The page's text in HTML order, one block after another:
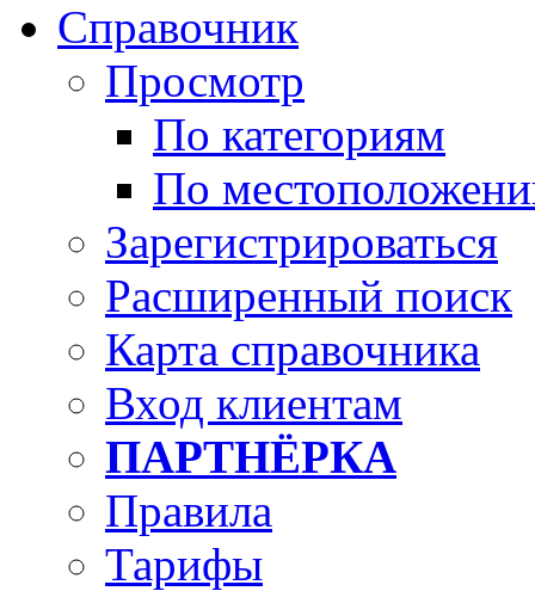
Справочник
Просмотр
По категориям
По
Зарегистрироваться
Расширенный поиск
Карта справочника
Вход клиентам
ПАРТНЁРКА
Правила
Тарифы